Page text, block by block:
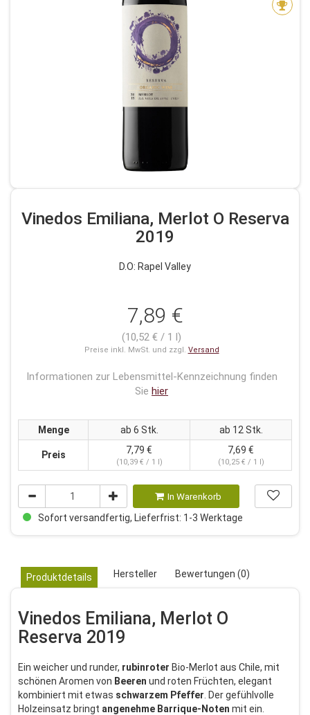
Vinedos Emiliana, Merlot O Reserva
2019
D.O: Rapel Valley
7,89 €
(10,52 € / 1 l)
Preise inkl. MwSt. und zzgl. Versand
Informationen zur Lebensmittel-Kennzeichnung finden
Sie hier
Menge ab 6 Stk. ab 12 Stk.
Preis 7,79 €
(10,39 € / 1 l)
7,69 €
(10,25 € / 1 l)
In Warenkorb
Sofort versandfertig, Lieferfrist: 1-3 Werktage
Produktdetails Hersteller Bewertungen (0)
Vinedos Emiliana, Merlot O
Reserva 2019
Ein weicher und runder, rubinroter Bio-Merlot aus Chile, mit
schönen Aromen von Beeren und roten Früchten, elegant
kombiniert mit etwas schwarzem Pfeffer . Der gefühlvolle
Holzeinsatz bringt angenehme Barrique-Noten mit ein.